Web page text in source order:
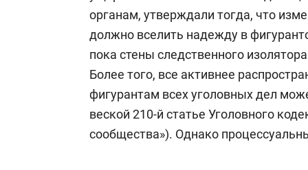
органам, утверждали тогда, что
должно вселить надежду в
пока стены следственного
Более того, все активнее
фигурантам всех уголовных дел
веской 210-й статье Уголовного
сообщества»). Однако